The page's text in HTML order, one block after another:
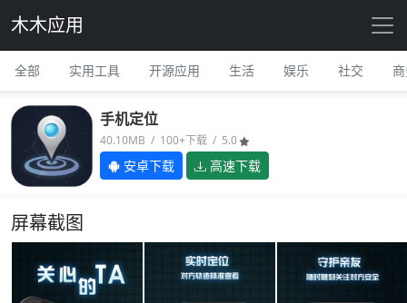
木木应用
全部 实用工具 开源应用 生活 娱乐 社交
手机定位
40.10MB / 100+下载 / 5.0
安卓下载 高速下载
屏幕截图